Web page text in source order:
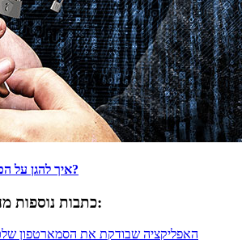
איך להגן על הפלאפון מפני איומי סייבר?
כתבות נוספות מהבלוג שיעניינו אותך: